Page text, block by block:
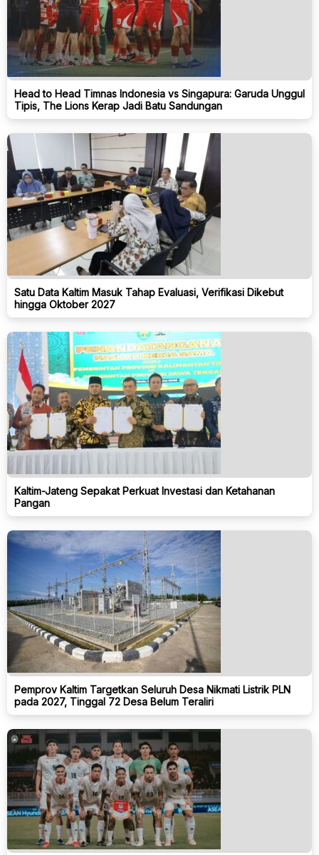
Head to Head Timnas Indonesia vs Singapura: Garuda Unggul
Tipis, The Lions Kerap Jadi Batu Sandungan
Satu Data Kaltim Masuk Tahap Evaluasi, Verifikasi Dikebut
hingga Oktober 2027
Kaltim-Jateng Sepakat Perkuat Investasi dan Ketahanan
Pangan
Pemprov Kaltim Targetkan Seluruh Desa Nikmati Listrik PLN
pada 2027, Tinggal 72 Desa Belum Teraliri